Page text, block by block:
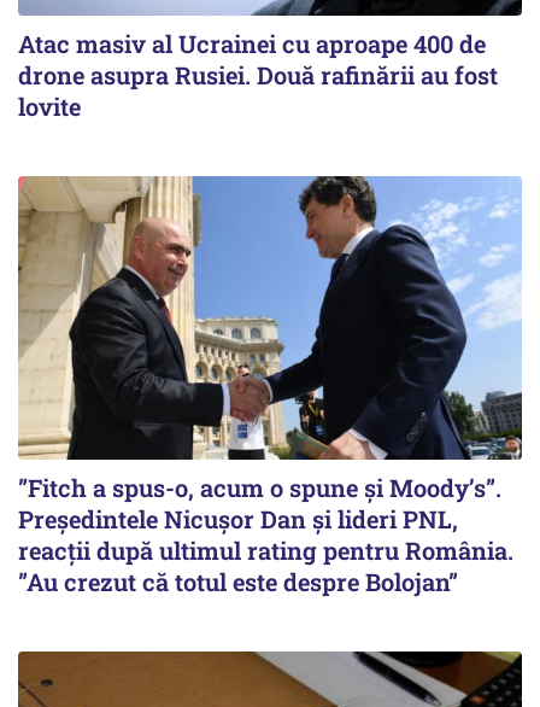
Atac masiv al Ucrainei cu aproape 400 de
drone asupra Rusiei. Două rafinării au fost
lovite
”Fitch a spus-o, acum o spune și Moody’s”.
Președintele Nicușor Dan și lideri PNL,
reacții după ultimul rating pentru România.
”Au crezut că totul este despre Bolojan”